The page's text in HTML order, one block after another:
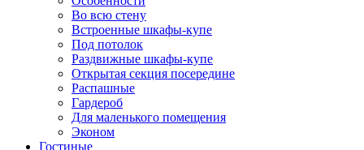
Во всю стену
Встроенные шкафы-купе
Под потолок
Раздвижные шкафы-купе
Открытая секция посередине
Распашные
Гардероб
Для маленького помещения
Эконом
Гостиные